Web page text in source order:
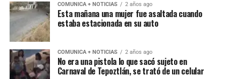
COMUNICA + NOTICIAS 2 años ago
Esta mañana una mujer fue asaltada cuando
estaba estacionada en su auto
COMUNICA + NOTICIAS 2 años ago
No era una pistola lo que sacó sujeto en
Carnaval de Tepoztlán, se trató de un celular